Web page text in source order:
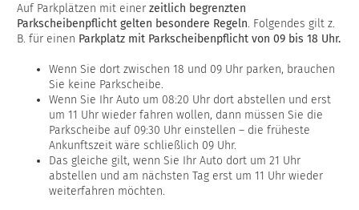
Auf Parkplätzen mit einer zeitlich begrenzten
Parkscheibenpflicht gelten besondere Regeln. Folgendes gilt z.
B. für einen Parkplatz mit Parkscheibenpflicht von 09 bis 18 Uhr.
Wenn Sie dort zwischen 18 und 09 Uhr parken, brauchen
Sie keine Parkscheibe.
Wenn Sie Ihr Auto um 08:20 Uhr dort abstellen und erst
um 11 Uhr wieder fahren wollen, dann müssen Sie die
Parkscheibe auf 09:30 Uhr einstellen – die früheste
Ankunftszeit wäre schließlich 09 Uhr.
Das gleiche gilt, wenn Sie Ihr Auto dort um 21 Uhr
abstellen und am nächsten Tag erst um 11 Uhr wieder
weiterfahren möchten.